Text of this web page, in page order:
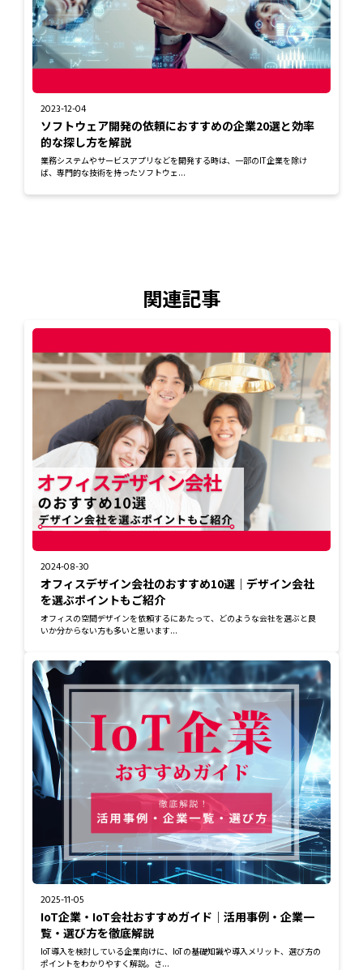
2023-12-04
ソフトウェア開発の依頼におすすめの企業20選と効率
的な探し方を解説
業務システムやサービスアプリなどを開発する時は、一部のIT企業を除け
ば、専門的な技術を持ったソフトウェ...
関連記事
2024-08-30
オフィスデザイン会社のおすすめ10選｜デザイン会社
を選ぶポイントもご紹介
オフィスの空間デザインを依頼するにあたって、どのような会社を選ぶと良
いか分からない方も多いと思います...
2025-11-05
IoT企業・IoT会社おすすめガイド｜活用事例・企業一
覧・選び方を徹底解説
IoT導入を検討している企業向けに、IoTの基礎知識や導入メリット、選び方の
ポイントをわかりやすく解説。さ...